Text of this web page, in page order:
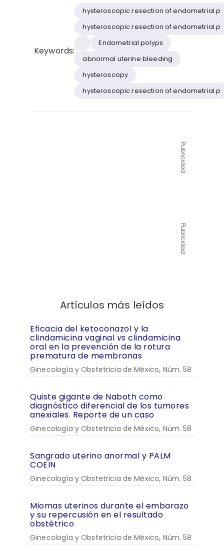
Keywords:
hysteroscopic resection of endometrial p
hysteroscopic resection of endometrial p
Endometrial polyps
abnormal uterine bleeding
hysteroscopy
hysteroscopic resection of endometrial p
Publicidad
Publicidad
Artículos más leídos
Eficacia del ketoconazol y la
clindamicina vaginal vs clindamicina
oral en la prevención de la rotura
prematura de membranas
Ginecología y Obstetricia de México, Núm. 58
Quiste gigante de Naboth como
diagnóstico diferencial de los tumores
anexiales. Reporte de un caso
Ginecología y Obstetricia de México, Núm. 58
Sangrado uterino anormal y PALM
COEIN
Ginecología y Obstetricia de México, Núm. 58
Miomas uterinos durante el embarazo
y su repercusión en el resultado
obstétrico
Ginecología y Obstetricia de México, Núm. 58